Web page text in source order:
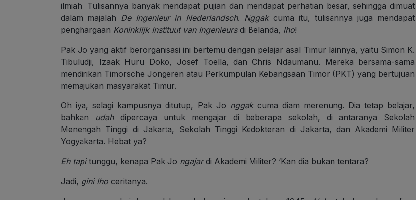
ilmiah. Tulisannya banyak mendapat pujian dan mendapat perhatian besar, sehingga dimuat
dalam majalah De Ingenieur in Nederlandsch. Nggakcuma itu, tulisannya juga mendapat
penghargaan Koninklijk Instituut van Ingenieursdi Belanda, lho!
Pak Jo yang aktif berorganisasi ini bertemu dengan pelajar asal Timur lainnya, yaitu Simon K.
Tibuludji, Izaak Huru Doko, Josef Toella, dan Chris Ndaumanu. Mereka bersama-sama
mendirikan Timorsche Jongeren atau Perkumpulan Kebangsaan Timor (PKT) yang bertujuan
memajukan masyarakat Timur.
Oh iya, selagi kampusnya ditutup, Pak Jo nggak cuma diam merenung. Dia tetap belajar,
bahkan udahdipercaya untuk mengajar di beberapa sekolah, di antaranya Sekolah
Menengah Tinggi di Jakarta, Sekolah Tinggi Kedokteran di Jakarta, dan Akademi Militer
Yogyakarta. Hebat ya?
Eh tapitunggu, kenapa Pak Jo ngajardi Akademi Militer? ‘Kan dia bukan tentara?
Jadi, gini lho ceritanya.